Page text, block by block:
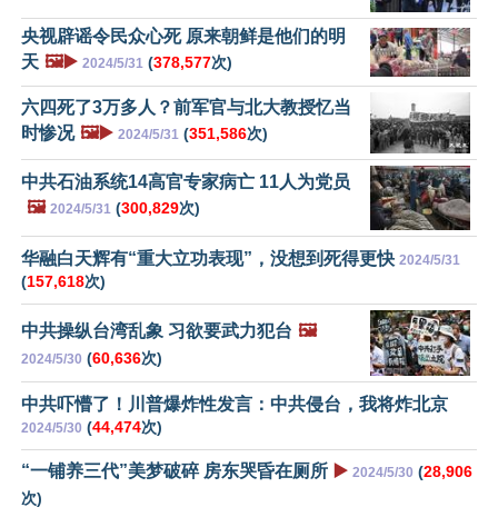
央视辟谣令民众心死 原来朝鲜是他们的明
天 🖼️▶️ 2024/5/31 (378,577次)
六四死了3万多人？前军官与北大教授忆当
时惨况 🖼️▶️ 2024/5/31 (351,586次)
中共石油系统14高官专家病亡 11人为党员
🖼️ 2024/5/31 (300,829次)
华融白天辉有“重大立功表现”，没想到死得更快 2024/5/31
(157,618次)
中共操纵台湾乱象 习欲要武力犯台 🖼️
2024/5/30 (60,636次)
中共吓懵了！川普爆炸性发言：中共侵台，我将炸北京
2024/5/30 (44,474次)
“一铺养三代”美梦破碎 房东哭昏在厕所 ▶️ 2024/5/30 (28,906
次)